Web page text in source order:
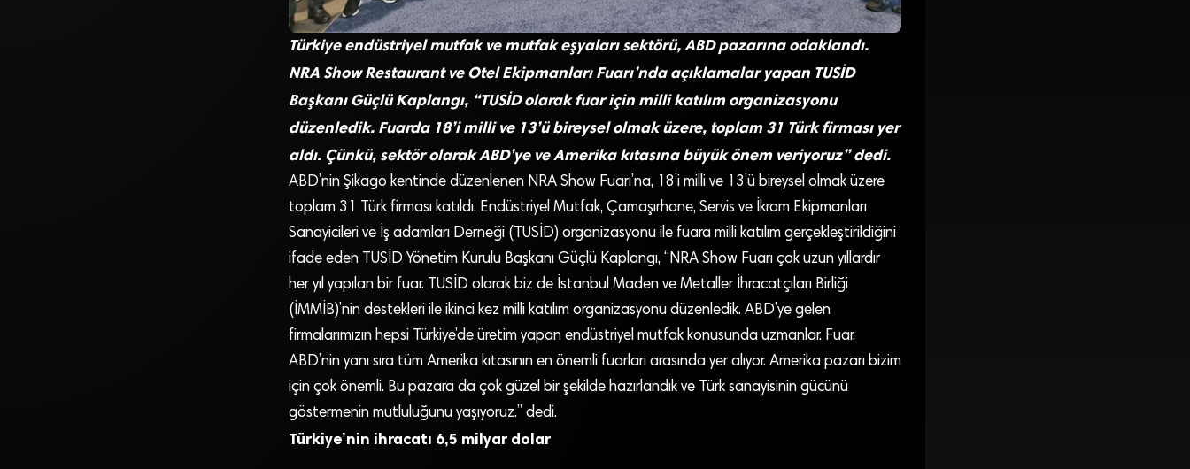
Türkiye endüstriyel mutfak ve mutfak eşyaları sektörü, ABD pazarına odaklandı.
NRA Show Restaurant ve Otel Ekipmanları Fuarı’nda açıklamalar yapan TUSİD
Başkanı Güçlü Kaplangı, “TUSİD olarak fuar için milli katılım organizasyonu
düzenledik. Fuarda 18’i milli ve 13’ü bireysel olmak üzere, toplam 31 Türk firması yer
aldı. Çünkü, sektör olarak ABD’ye ve Amerika kıtasına büyük önem veriyoruz” dedi.
ABD’nin Şikago kentinde düzenlenen NRA Show Fuarı’na, 18’i milli ve 13’ü bireysel olmak üzere
toplam 31 Türk firması katıldı. Endüstriyel Mutfak, Çamaşırhane, Servis ve İkram Ekipmanları
Sanayicileri ve İş adamları Derneği (TUSİD) organizasyonu ile fuara milli katılım gerçekleştirildiğini
ifade eden TUSİD Yönetim Kurulu Başkanı Güçlü Kaplangı, “NRA Show Fuarı çok uzun yıllardır
her yıl yapılan bir fuar. TUSİD olarak biz de İstanbul Maden ve Metaller İhracatçıları Birliği
(İMMİB)’nin destekleri ile ikinci kez milli katılım organizasyonu düzenledik. ABD’ye gelen
firmalarımızın hepsi Türkiye’de üretim yapan endüstriyel mutfak konusunda uzmanlar. Fuar,
ABD’nin yanı sıra tüm Amerika kıtasının en önemli fuarları arasında yer alıyor. Amerika pazarı bizim
için çok önemli. Bu pazara da çok güzel bir şekilde hazırlandık ve Türk sanayisinin gücünü
göstermenin mutluluğunu yaşıyoruz.” dedi.
Türkiye’nin ihracatı 6,5 milyar dolar